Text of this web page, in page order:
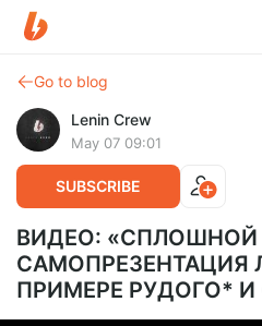
Go to blog
Lenin Crew
May 07 09:01
SUBSCRIBE
ВИДЕО: «СПЛОШНОЙ
САМОПРЕЗЕНТАЦИЯ
ПРИМЕРЕ РУДОГО*